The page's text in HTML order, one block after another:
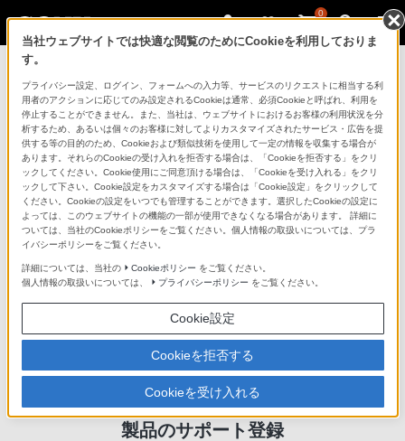
0
「できたらいいな」も
「安心」も
製品のサポート登録
当社ウェブサイトでは快適な閲覧のためにCookieを利用しておりま
す。
プライバシー設定、ログイン、フォームへの入力等、サービスのリクエストに相当する利
用者のアクションに応じてのみ設定されるCookieは通常、必須Cookieと呼ばれ、利用を
停止することができません。また、当社は、ウェブサイトにおけるお客様の利用状況を分
析するため、あるいは個々のお客様に対してよりカスタマイズされたサービス・広告を提
供する等の目的のため、Cookieおよび類似技術を使用して一定の情報を収集する場合が
あります。それらのCookieの受け入れを拒否する場合は、「Cookieを拒否する」をクリ
ックしてください。Cookie使用にご同意頂ける場合は、「Cookieを受け入れる」をクリ
ックして下さい。Cookie設定をカスタマイズする場合は「Cookie設定」をクリックして
ください。Cookieの設定をいつでも管理することができます。選択したCookieの設定に
よっては、このウェブサイトの機能の一部が使用できなくなる場合があります。 詳細に
ついては、当社のCookieポリシーをご覧ください。個人情報の取扱いについては、プラ
イバシーポリシーをご覧ください。
詳細については、当社の Cookieポリシー をご覧ください。
個人情報の取扱いについては、
プライバシーポリシー をご覧ください。
Cookie設定
Cookieを拒否する
Cookieを受け入れる